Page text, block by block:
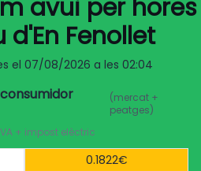
avui per hores
d'En Fenollet
el 07/08/2026 a les 02:04
(mercat +
peatges)
+ impost elèctric
0.1822€